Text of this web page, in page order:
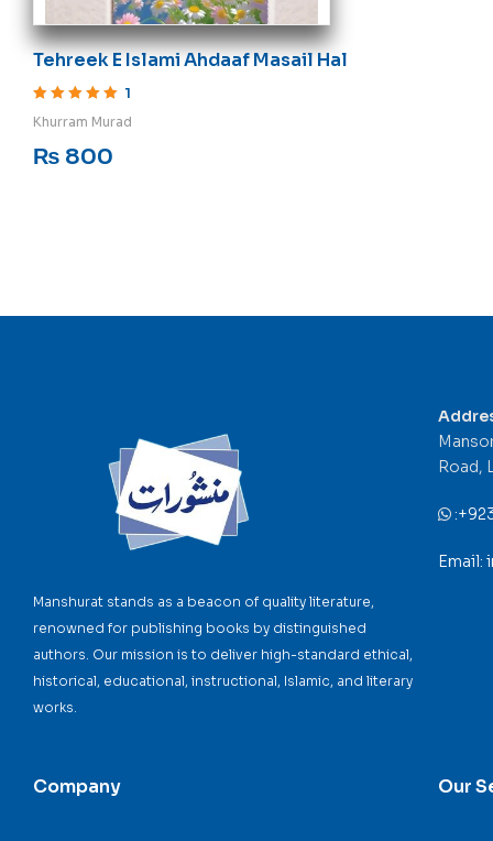
Tehreek E Islami Ahdaaf Masail Hal
1
Khurram Murad
₨ 800
Manshurat stands as a beacon of quality literature,
renowned for publishing books by distinguished
authors. Our mission is to deliver high-standard ethical,
historical, educational, instructional, Islamic, and literary
works.
Company Our
Road,
:
Email: